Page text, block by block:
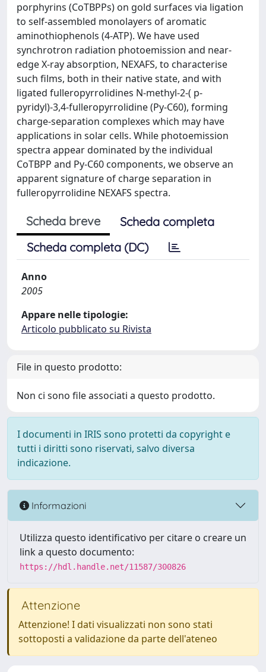
porphyrins (CoTBPPs) on gold surfaces via ligation
to self-assembled monolayers of aromatic
aminothiophenols (4-ATP). We have used
synchrotron radiation photoemission and near-
edge X-ray absorption, NEXAFS, to characterise
such films, both in their native state, and with
ligated fulleropyrrolidines N-methyl-2-( p-
pyridyl)-3,4-fulleropyrrolidine (Py-C60), forming
charge-separation complexes which may have
applications in solar cells. While photoemission
spectra appear dominated by the individual
CoTBPP and Py-C60 components, we observe an
apparent signature of charge separation in
fulleropyrrolidine NEXAFS spectra.
Scheda breve
Scheda completa
Scheda completa (DC)
Anno
2005
Appare nelle tipologie:
Articolo pubblicato su Rivista
File in questo prodotto:
Non ci sono file associati a questo prodotto.
I documenti in IRIS sono protetti da copyright e
tutti i diritti sono riservati, salvo diversa
indicazione.
Informazioni
Utilizza questo identificativo per citare o creare un
link a questo documento:
https://hdl.handle.net/11587/300826
Attenzione
Attenzione! I dati visualizzati non sono stati
sottoposti a validazione da parte dell'ateneo